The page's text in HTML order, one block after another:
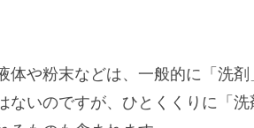
体や粉末などは、一般的に「洗
ないのですが、ひとくくりに「